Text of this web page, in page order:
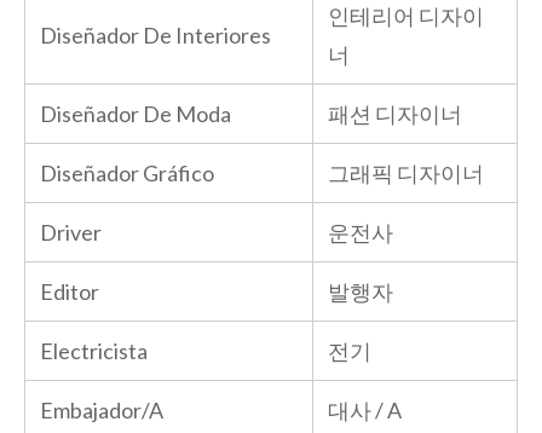
Diseñador De Interiores
인테리어 디자이
너
Diseñador De Moda 패션 디자이너
Diseñador Gráfico 그래픽 디자이너
Driver 운전사
Editor 발행자
Electricista 전기
Embajador/A 대사 / A